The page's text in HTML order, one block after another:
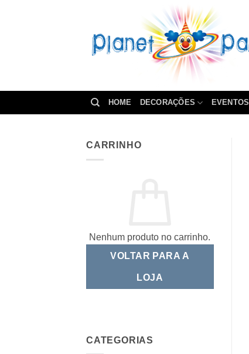
HOME DECORAÇÕES EVENTOS
CARRINHO
Nenhum produto no carrinho.
VOLTAR PARA A
LOJA
CATEGORIAS